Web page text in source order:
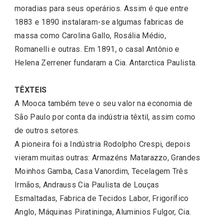
moradias para seus operários. Assim é que entre
1883 e 1890 instalaram-se algumas fabricas de
massa como Carolina Gallo, Rosália Médio,
Romanelli e outras. Em 1891, o casal Antônio e
Helena Zerrener fundaram a Cia. Antarctica Paulista.
TÊXTEIS
A Mooca também teve o seu valor na economia de
São Paulo por conta da indústria têxtil, assim como
de outros setores.
A pioneira foi a Indústria Rodolpho Crespi, depois
vieram muitas outras: Armazéns Matarazzo, Grandes
Moinhos Gamba, Casa Vanordim, Tecelagem Três
Irmãos, Andrauss Cia Paulista de Louças
Esmaltadas, Fabrica de Tecidos Labor, Frigorífico
Anglo, Máquinas Piratininga, Aluminios Fulgor, Cia.